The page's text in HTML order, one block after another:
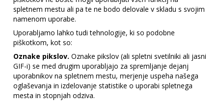
spletnem mestu ali pa te ne bodo delovale v skladu s svojim
namenom uporabe.
Uporabljamo lahko tudi tehnologije, ki so podobne
piškotkom, kot so:
Oznake pikslov.Oznake pikslov (ali spletni svetilniki ali jasni
GIF-i) se med drugim uporabljajo za spremljanje dejanj
uporabnikov na spletnem mestu, merjenje uspeha našega
oglaševanja in izdelovanje statistike o uporabi spletnega
mesta in stopnjah odziva.